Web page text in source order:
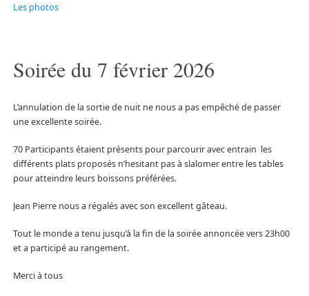
Les photos
Soirée du 7 février 2026
L’annulation de la sortie de nuit ne nous a pas empêché de passer
une excellente soirée.
70 Participants étaient présents pour parcourir avec entrain les
différents plats proposés n’hesitant pas à slalomer entre les tables
pour atteindre leurs boissons préférées.
Jean Pierre nous a régalés avec son excellent gâteau.
Tout le monde a tenu jusqu’à la fin de la soirée annoncée vers 23h00
et a participé au rangement.
Merci à tous